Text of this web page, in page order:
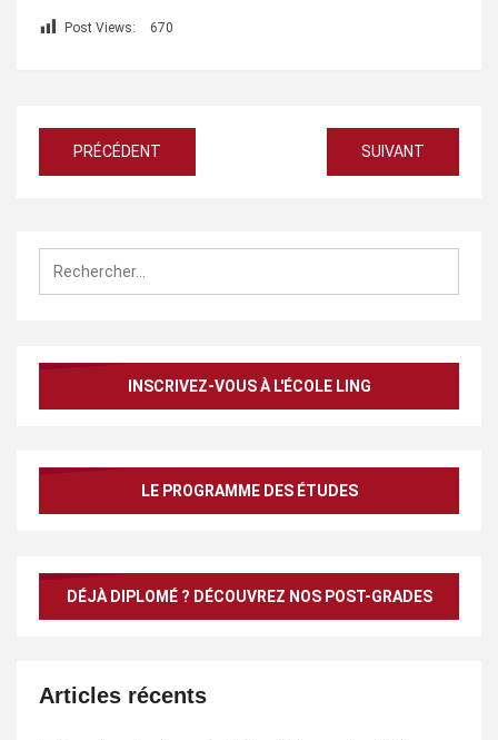
Post Views: 670
Navigation
PRÉCÉDENT SUIVANT
Rechercher :
INSCRIVEZ-VOUS À L'ÉCOLE LING
LE PROGRAMME DES ÉTUDES
DÉJÀ DIPLOMÉ ? DÉCOUVREZ NOS POST-GRADES
Articles récents